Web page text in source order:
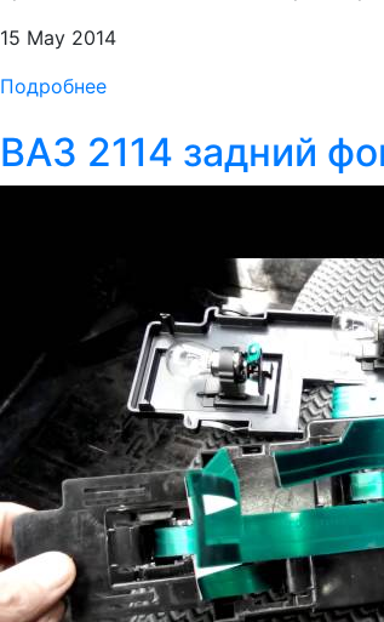
15 May 2014
Подробнее
ВАЗ 2114 задний